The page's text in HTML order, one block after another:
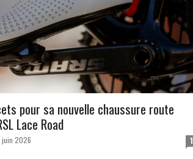
pour sa nouvelle chaussure route
Lace Road
juin 2026 1